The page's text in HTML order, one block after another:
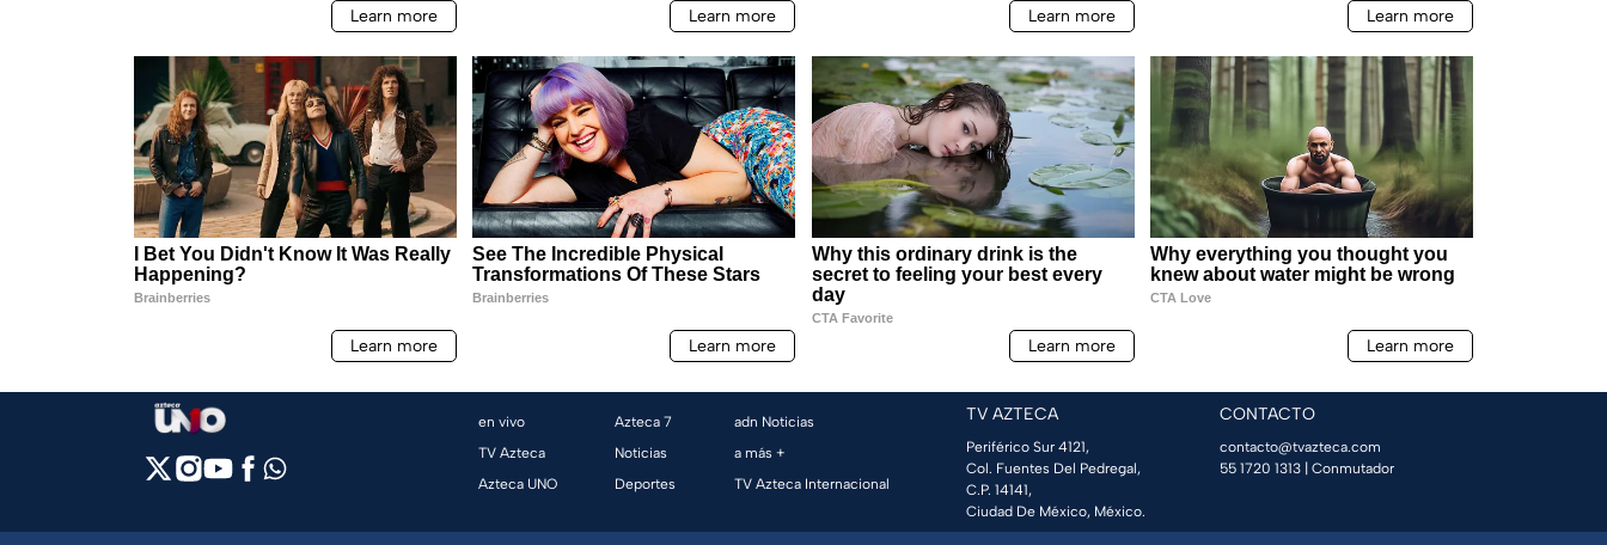
en vivo
TV Azteca
Azteca UNO
Azteca 7
Noticias
Deportes
adn Noticias
a más +
TV Azteca Internacional
TV AZTECA
Periférico Sur 4121,
Col. Fuentes Del Pedregal,
C.P. 14141,
Ciudad De México, México.
CONTACTO
contacto@tvazteca.com
55 1720 1313 | Conmutador